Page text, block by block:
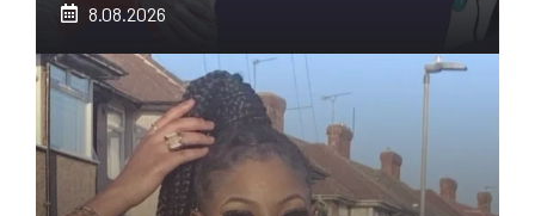
8.08.2026